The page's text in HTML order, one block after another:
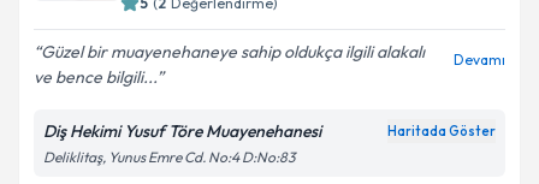
Kişisel verilerimin işlenmesine ilişkin
Aydınlatma
Metni'ni okudum ve kişisel verilerimin belirtilen
Güzel bir muayenehaneye sahip oldukça ilgili alakalı
ve bence bilgili...
Devamı
Diş Hekimi Yusuf Töre Muayenehanesi Haritada Göster
Deliklitaş, Yunus Emre Cd. No:4 D:No:83